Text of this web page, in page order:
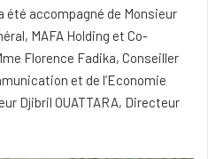
été accompagné de Monsieur
MAFA Holding et Co-
Florence Fadika, Conseiller
et de l’Economie
Djibril OUATTARA, Directeur